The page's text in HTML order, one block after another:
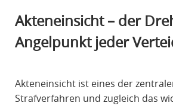
Akteneinsicht – der
Angelpunkt jeder
Akteneinsicht ist eines der
Strafverfahren und zugleich das